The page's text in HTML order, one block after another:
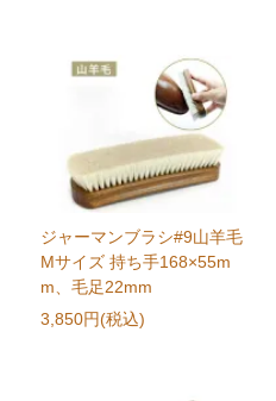
ジャーマンブラシ#9山羊毛
Mサイズ 持ち手168×55m
m、毛足22mm
3,850円(税込)